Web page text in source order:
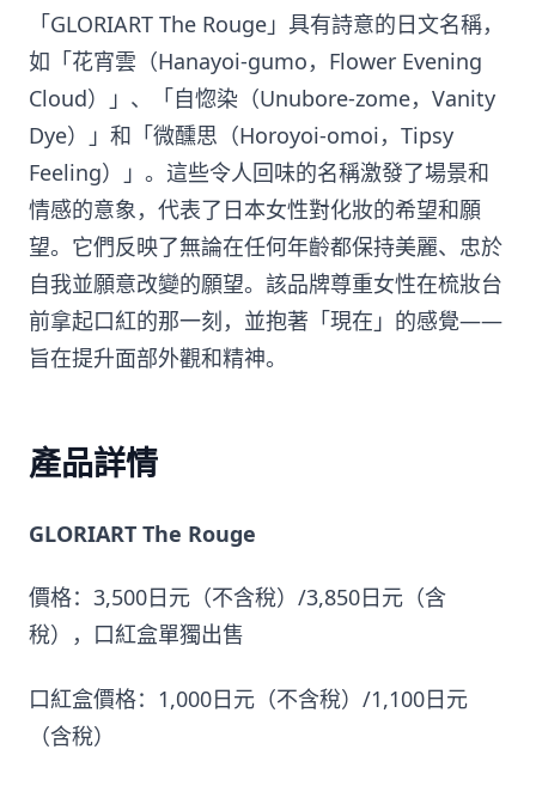
「GLORIART The Rouge」具有詩意的日文名稱，
如「花宵雲（Hanayoi-gumo，Flower Evening
Cloud）」、「自惚染（Unubore-zome，Vanity
Dye）」和「微醺思（Horoyoi-omoi，Tipsy
Feeling）」。這些令人回味的名稱激發了場景和
情感的意象，代表了日本女性對化妝的希望和願
望。它們反映了無論在任何年齡都保持美麗、忠於
自我並願意改變的願望。該品牌尊重女性在梳妝台
前拿起口紅的那一刻，並抱著「現在」的感覺——
旨在提升面部外觀和精神。
產品詳情
GLORIART The Rouge
價格：3,500日元（不含稅）/3,850日元（含
稅），口紅盒單獨出售
口紅盒價格：1,000日元（不含稅）/1,100日元
（含稅）